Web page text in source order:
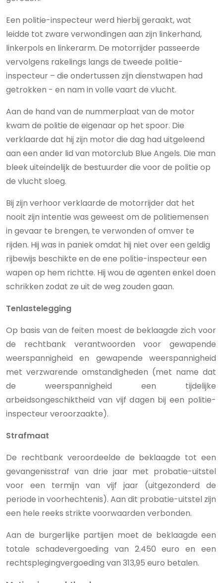
Een politie-inspecteur werd hierbij geraakt, wat
leidde tot zware verwondingen aan zijn linkerhand,
linkerpols en linkerarm. De motorrijder passeerde
vervolgens rakelings langs de tweede politie-
inspecteur – die ondertussen zijn dienstwapen had
getrokken - en nam in volle vaart de vlucht.
Aan de hand van de nummerplaat van de motor
kwam de politie de eigenaar op het spoor. Die
verklaarde dat hij zijn motor die dag had uitgeleend
aan een ander lid van motorclub Blue Angels. Die man
bleek uiteindelijk de bestuurder die voor de politie op
de vlucht sloeg.
Bij zijn verhoor verklaarde de motorrijder dat het
nooit zijn intentie was geweest om de politiemensen
in gevaar te brengen, te verwonden of omver te
rijden. Hij was in paniek omdat hij niet over een geldig
rijbewijs beschikte en de ene politie-inspecteur een
wapen op hem richtte. Hij wou de agenten enkel doen
schrikken zodat ze uit de weg zouden gaan.
Tenlastelegging
Op basis van de feiten moest de beklaagde zich voor
de rechtbank verantwoorden voor gewapende
weerspannigheid en gewapende weerspannigheid
met verzwarende omstandigheden (met name dat
de weerspannigheid een tijdelijke
arbeidsongeschiktheid van vijf dagen bij een politie-
inspecteur veroorzaakte).
Strafmaat
De rechtbank veroordeelde de beklaagde tot een
gevangenisstraf van drie jaar met probatie-uitstel
voor een termijn van vijf jaar (uitgezonderd de
periode in voorhechtenis). Aan dit probatie-uitstel zijn
een hele reeks strikte voorwaarden verbonden.
Aan de burgerlijke partijen moet de beklaagde een
totale schadevergoeding van 2.450 euro en een
rechtsplegingvergoeding van 313,95 euro betalen.